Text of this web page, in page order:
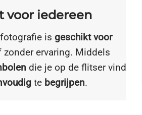
voor iedereen
is geschikt voor
zonder ervaring. Middels
die je op de flitser vind
te begrijpen.